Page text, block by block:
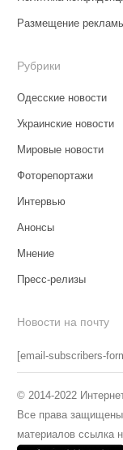
Размещение
Рубрики
Одесские новости
Украинские новости
Мировые новости
Фоторепортажи
Интервью
Анонсы
Мнение
Пресс-релизы
Новости на почту
[email-subscribers-
© 2014-2022
Все права
материалов ссылка